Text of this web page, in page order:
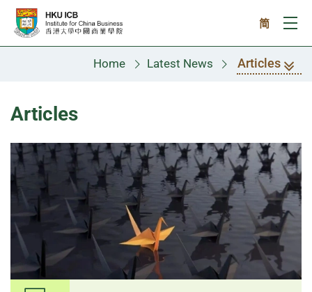
Skip to main content
简
Home Latest News Articles
Articles